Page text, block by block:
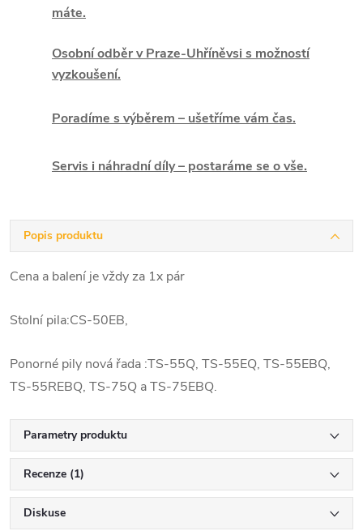
máte.
Osobní odběr v Praze-Uhříněvsi s možností
vyzkoušení.
Poradíme s výběrem – ušetříme vám čas.
Servis i náhradní díly – postaráme se o vše.
Popis produktu
Cena a balení je vždy za 1x pár
Stolní pila:CS-50EB,
Ponorné pily nová řada :TS-55Q, TS-55EQ, TS-55EBQ,
TS-55REBQ, TS-75Q a TS-75EBQ.
Parametry produktu
Recenze (1)
Diskuse